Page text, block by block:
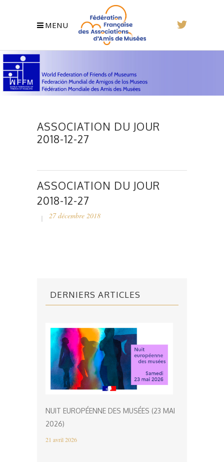
MENU
ASSOCIATION DU JOUR
2018-12-27
ASSOCIATION DU JOUR
2018-12-27
27 décembre 2018
DERNIERS ARTICLES
NUIT EUROPÉENNE DES MUSÉES (23 MAI
2026)
21 avril 2026